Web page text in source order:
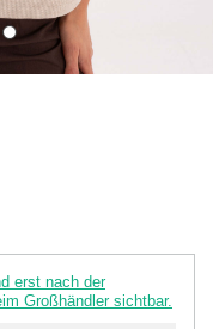
erst nach der
Großhändler sichtbar.